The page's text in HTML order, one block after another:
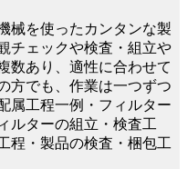
械を使ったカンタンな製
チェックや検査・組立や
数あり、適性に合わせて
方でも、作業は一つずつ
属工程一例・フィルター
ルターの組立・検査工
程・製品の検査・梱包工